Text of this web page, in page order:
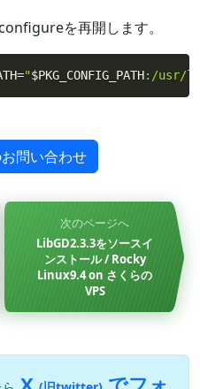
を再開します。
="$PKG_CONFIG_PATH:/usr/
問い合わせ
次のページへ
LibGD2.3.3をソースイ
ンストール / Rocky
Linux9.4 on さくらの
VPS